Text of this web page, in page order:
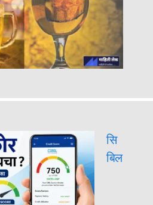
सि
बिल